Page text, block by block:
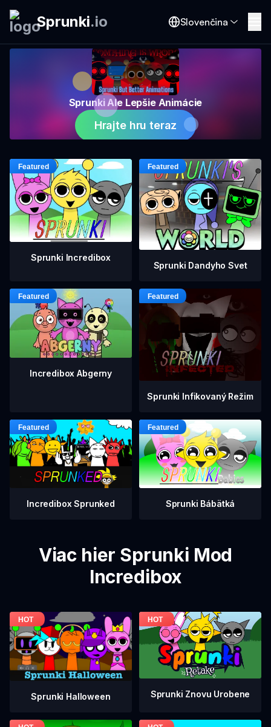
Sprunki.io Slovenčina
Sprunki Ale Lepšie Animácie
Hrajte hru teraz
Sprunki Incredibox
Sprunki Dandyho Svet
Incredibox Abgerny
Sprunki Infikovaný Režim
Incredibox Sprunked Sprunki Bábätká
Viac hier Sprunki Mod
Incredibox
Sprunki Halloween Sprunki Znovu Urobene